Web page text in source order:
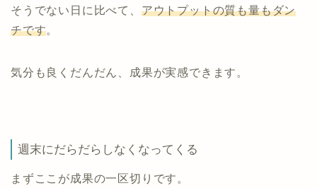
そうでない日に比べて、 アウトプットの質も量もダン
チです。
気分も良くだんだん、成果が実感できます。
週末にだらだらしなくなってくる
まずここが成果の一区切りです。